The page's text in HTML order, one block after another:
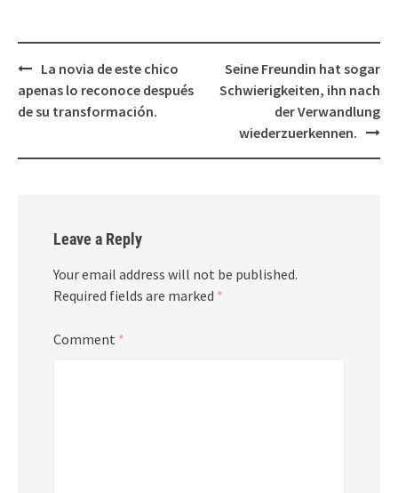
Post
navigation
La novia de este chico
apenas lo reconoce después
de su transformación.
Seine Freundin hat sogar
Schwierigkeiten, ihn nach
der Verwandlung
wiederzuerkennen.
Leave a Reply
Your email address will not be published.
Required fields are marked *
Comment *